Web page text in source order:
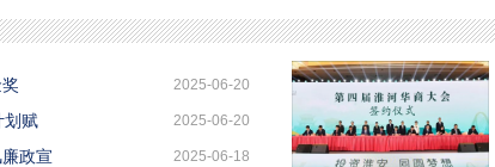
2025-06-20
划赋 2025-06-20
政宣 2025-06-18